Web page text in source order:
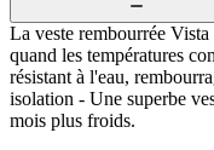
La veste rembourrée Vista
quand les températures
résistant à l'eau,
isolation - Une superbe
mois plus froids.